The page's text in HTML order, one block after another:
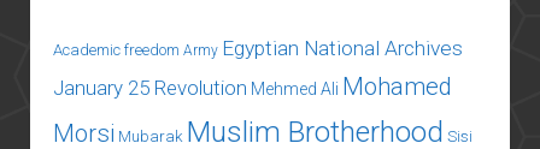
Academic freedom Army Egyptian National Archives
January 25 Revolution Mehmed Ali Mohamed
Morsi Mubarak Muslim Brotherhood Sisi